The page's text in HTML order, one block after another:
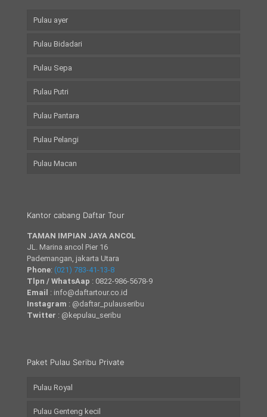
Pulau ayer
Pulau Bidadari
Pulau Sepa
Pulau Putri
Pulau Pantara
Pulau Pelangi
Pulau Macan
Kantor cabang Daftar Tour
TAMAN IMPIAN JAYA ANCOL
JL. Marina ancol Pier 16
Pademangan, jakarta Utara
Phone: (021) 783-41-13-8
Tlpn / WhatsAap : 0822-986-5678-9
Email : info@daftartour.co.id
Instagram : @daftar_pulauseribu
Twitter : @kepulau_seribu
Paket Pulau Seribu Private
Pulau Royal
Pulau Genteng kecil